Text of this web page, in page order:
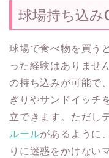
球場持ち込み
球場で食べ物を買う
った経験はありませ
の持ち込みが可能で
ぎりやサンドイッチ
立できます。ただし
ルールがあるように
りに迷惑をかけない